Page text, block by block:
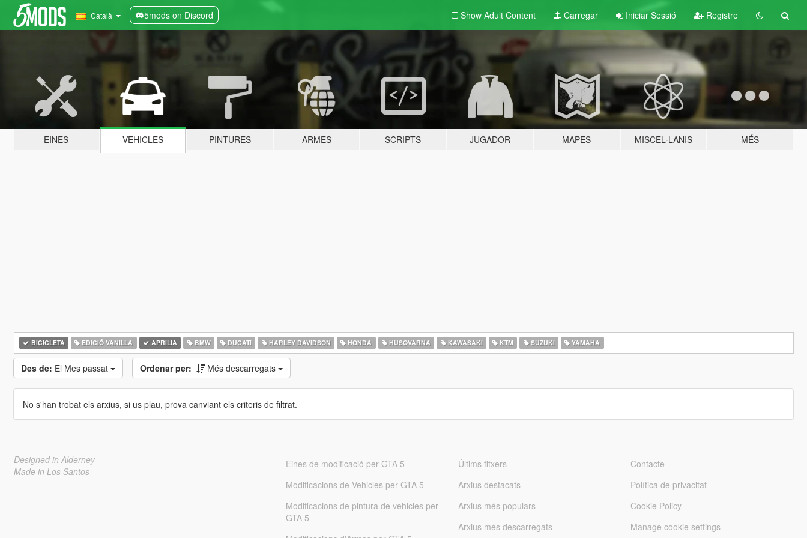
Català 5mods on Discord Show Adult Content Carregar Iniciar Sessió Registre
EINES VEHICLES PINTURES ARMES SCRIPTS JUGADOR MAPES MISCEL·LANIS MÉS
BICICLETA EDICIÓ VANILLA APRILIA BMW DUCATI HARLEY DAVIDSON HONDA HUSQVARNA KAWASAKI KTM SUZUKI YAMAHA
Des de: El Mes passat Ordenar per: Més descarregats
No s'han trobat els arxius, si us plau, prova canviant els criteris de filtrat.
Designed in Alderney
Made in Los Santos
Eines de modificació per GTA 5
Modificacions de Vehicles per GTA 5
Modificacions de pintura de vehicles per
GTA 5
Últims fitxers
Arxius destacats
Arxius més populars
Arxius més descarregats
Contacte
Política de privacitat
Cookie Policy
Manage cookie settings